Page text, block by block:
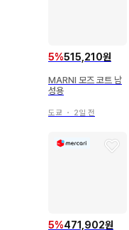
5%515,210원
MARNI 모즈 코트 남
성용
도쿄 ・ 2일 전
5%471,902원